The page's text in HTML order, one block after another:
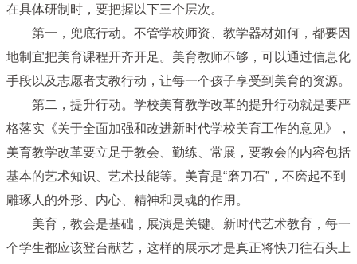
在具体研制时，要把握以下三个层次。
第一，兜底行动。不管学校师资、教学器材如何，都要因
地制宜把美育课程开齐开足。美育教师不够，可以通过信息化
手段以及志愿者支教行动，让每一个孩子享受到美育的资源。
第二，提升行动。学校美育教学改革的提升行动就是要严
格落实《关于全面加强和改进新时代学校美育工作的意见》，
美育教学改革要立足于教会、勤练、常展，要教会的内容包括
基本的艺术知识、艺术技能等。美育是“磨刀石”，不磨起不到
雕琢人的外形、内心、精神和灵魂的作用。
美育，教会是基础，展演是关键。新时代艺术教育，每一
个学生都应该登台献艺，这样的展示才是真正将快刀往石头上